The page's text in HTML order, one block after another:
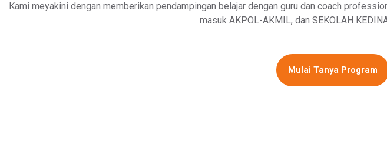
Kami meyakini dengan memberikan pendampingan belajar dengan guru dan coach
masuk AKPOL-AKMIL, dan SEKOLAH
Mulai Tanya Program